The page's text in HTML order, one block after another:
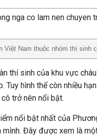
Việt Nam thuộc nhóm thí sinh
thí sinh của khu vực
Tuy hình thể còn nhiều
trở nên nổi bật.
nổi bật nhất của
mình. Đây được xem là